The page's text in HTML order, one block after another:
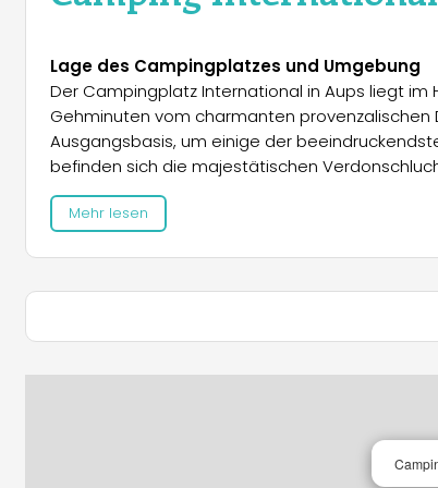
Lage des Campingplatzes und Umgebung
Der Campingplatz International in Aups liegt im
Gehminuten vom charmanten
Ausgangsbasis, um einige der
befinden sich die majestätischen
und das malerische Dorf Moustiers-Sainte-
lohnenswert sind ein Besuch des Wasserfalls
Der Campingplatz bietet eine breite Auswahl
gehört zudem eine Klimaanlage, die einen
Das Mobilheim Sillans bietet zwei
Mehr lesen